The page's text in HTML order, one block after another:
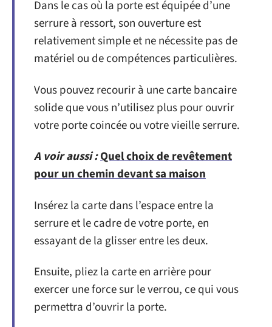
Dans le cas où la porte est équipée d’une
serrure à ressort, son ouverture est
relativement simple et ne nécessite pas de
matériel ou de compétences particulières.
Vous pouvez recourir à une carte bancaire
solide que vous n’utilisez plus pour ouvrir
votre porte coincée ou votre vieille serrure.
A voir aussi :Quel choix de revêtement
pour un chemin devant sa maison
Insérez la carte dans l’espace entre la
serrure et le cadre de votre porte, en
essayant de la glisser entre les deux.
Ensuite, pliez la carte en arrière pour
exercer une force sur le verrou, ce qui vous
permettra d’ouvrir la porte.